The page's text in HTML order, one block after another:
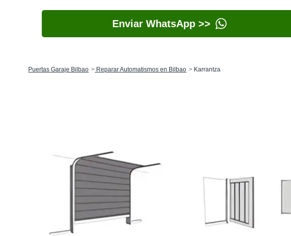
Enviar WhatsApp >>
Puertas Garaje Bilbao Reparar Automatismos en Bilbao Karrantza